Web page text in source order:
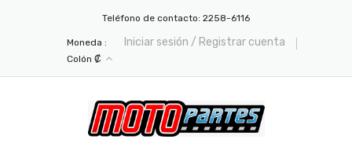
Teléfono de contacto: 2258-6116
Iniciar sesión / Registrar cuenta
Moneda :
Colón ₡